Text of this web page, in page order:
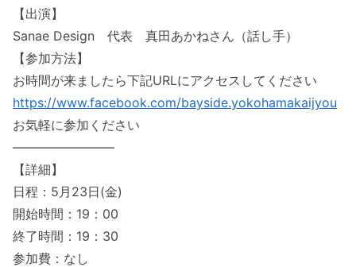
【出演】
Sanae Design 代表 真田あかねさん（話し手）
【参加方法】
お時間が来ましたら下記URLにアクセスしてください
https://www.facebook.com/bayside.yokohamakaijyou
お気軽に参加ください
――――――――
【詳細】
日程：5月23日(金)
開始時間：19：00
終了時間：19：30
参加費：なし